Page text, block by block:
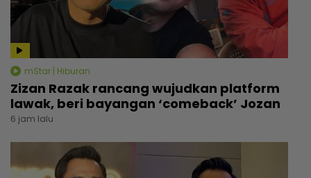
mStar | Hiburan
Zizan Razak rancang wujudkan platform
lawak, beri bayangan ‘comeback’ Jozan
6 jam lalu